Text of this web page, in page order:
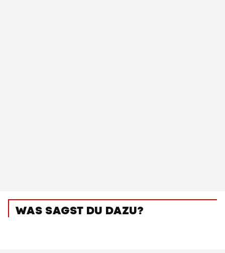
WAS SAGST DU DAZU?